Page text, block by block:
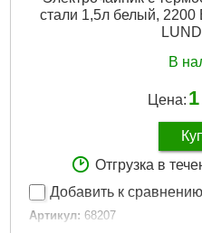
стали 1,5л белый, 2200
В
Цена:
Отгрузка в
Добавить к сравнению
Артикул: 68207